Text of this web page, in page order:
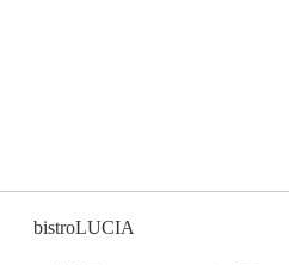
bistroLUCIA